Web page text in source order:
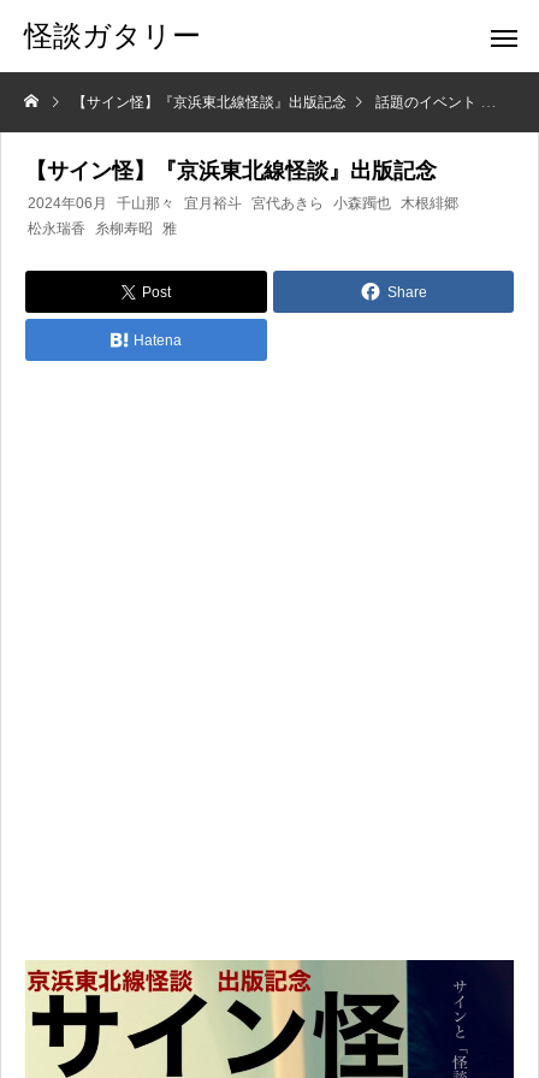
怪談ガタリー
【サイン怪】『京浜東北線怪談』出版記念 話題のイベント
【サイン怪】『京浜東北線怪談』出版記念
2024年06月 千山那々 宜月裕斗 宮代あきら 小森躅也 木根緋郷
松永瑞香
糸柳寿昭 雅
Post Share
Hatena